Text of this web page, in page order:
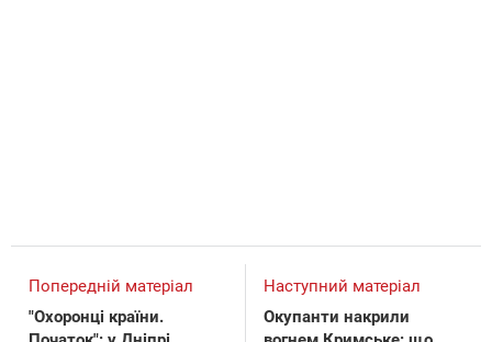
Попередній матеріал
"Охоронці країни.
Наступний матеріал
Окупанти накрили